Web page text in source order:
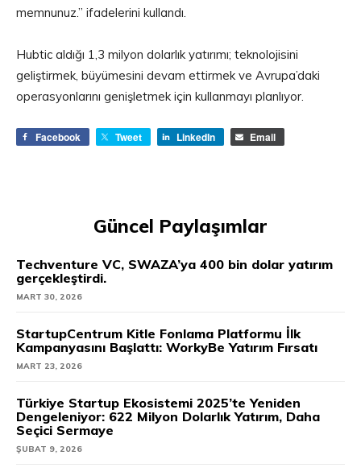
memnunuz.” ifadelerini kullandı.
Hubtic aldığı 1,3 milyon dolarlık yatırımı; teknolojisini
geliştirmek, büyümesini devam ettirmek ve Avrupa’daki
operasyonlarını genişletmek için kullanmayı planlıyor.
Facebook Tweet LinkedIn Email
Güncel Paylaşımlar
Techventure VC, SWAZA’ya 400 bin dolar yatırım
gerçekleştirdi.
MART 30, 2026
StartupCentrum Kitle Fonlama Platformu İlk
Kampanyasını Başlattı: WorkyBe Yatırım Fırsatı
MART 23, 2026
Türkiye Startup Ekosistemi 2025’te Yeniden
Dengeleniyor: 622 Milyon Dolarlık Yatırım, Daha
Seçici Sermaye
ŞUBAT 9, 2026